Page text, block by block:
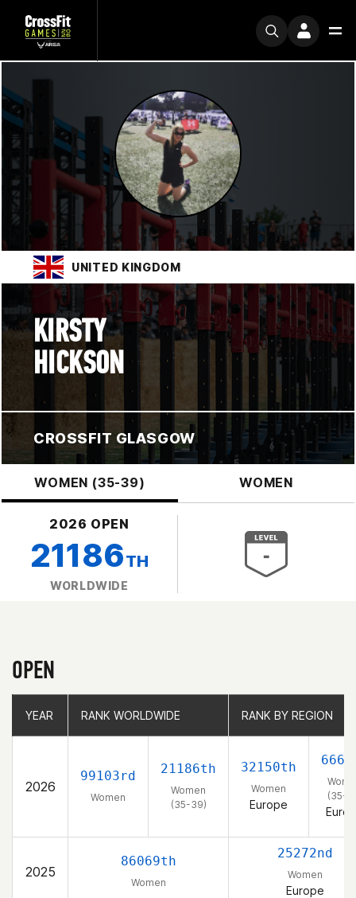
UNITED KINGDOM
KIRSTY
HICKSON
CROSSFIT GLASGOW
WOMEN (35-39) WOMEN
2026 OPEN
21186TH
WORLDWIDE
OPEN
YEAR RANK WORLDWIDE RANK BY REGION
2026
99103rd
Women
21186th
Women
(35-39)
32150th
Women
Europe
(35-
2025
86069th
Women
25272nd
Women
Europe
YEAR RANK WORLDWIDE RANK BY REGION